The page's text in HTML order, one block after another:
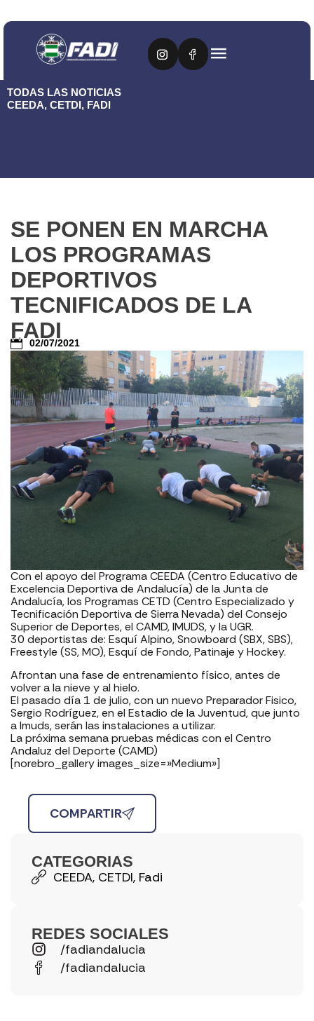
TODAS LAS NOTICIAS
CEEDA, CETDI, FADI
SE PONEN EN MARCHA
LOS PROGRAMAS
DEPORTIVOS
TECNIFICADOS DE LA
FADI
02/07/2021
Con el apoyo del Programa CEEDA (Centro Educativo de
Excelencia Deportiva de Andalucía) de la Junta de
Andalucía, los Programas CETD (Centro Especializado y
Tecnificación Deportiva de Sierra Nevada) del Consejo
Superior de Deportes, el CAMD, IMUDS, y la UGR.
30 deportistas de: Esquí Alpino, Snowboard (SBX, SBS),
Freestyle (SS, MO), Esquí de Fondo, Patinaje y Hockey.
Afrontan una fase de entrenamiento físico, antes de
volver a la nieve y al hielo.
El pasado día 1 de julio, con un nuevo Preparador Fisico,
Sergio Rodríguez, en el Estadio de la Juventud, que junto
a Imuds, serán las instalaciones a utilizar.
La próxima semana pruebas médicas con el Centro
Andaluz del Deporte (CAMD)
[norebro_gallery images_size=»Medium»]
COMPARTIR
CATEGORIAS
CEEDA, CETDI, Fadi
REDES SOCIALES
/fadiandalucia
/fadiandalucia